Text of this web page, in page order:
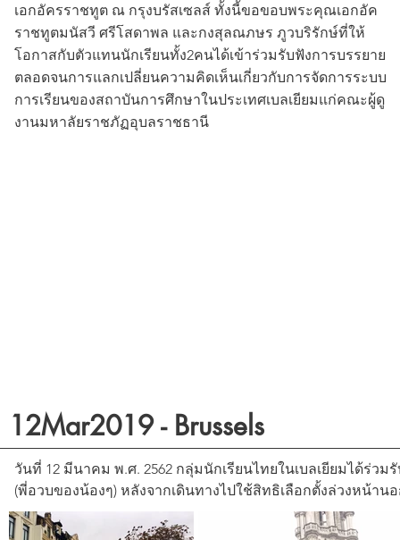
เอกอัครราชทูต ณ กรุงบรัสเซลส์ ทั้งนี้ขอขอบพระคุณเอกอัค
ราชทูตมนัสวี ศรีโสดาพล และกงสุลณภษร ภูวบริรักษ์ที่ให้
โอกาสกับตัวแทนนักเรียนทั้ง2คนได้เข้าร่วมรับฟังการบรรยาย
ตลอดจนการแลกเปลี่ยนความคิดเห็นเกี่ยวกับการจัดการระบบ
การเรียนของสถาบันการศึกษาในประเทศเบลเยียมแก่คณะผู้ดู
งานมหาลัยราชภัฏอุบลราชธานี
12Mar2019 - Brussels
วันที่ 12 มีนาคม พ.ศ. 2562 กลุ่มนักเรียนไทยในเบลเยียมได้ร่
(พี่อวบของน้องๆ) หลังจากเดินทางไปใช้สิทธิเลือกตั้งล่วงหน้